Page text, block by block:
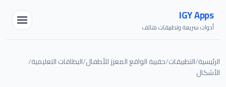
IGY Apps
أدوات سريعة وتطبيقات هاتف
الرئيسية/التطبيقات/حقيبة الواقع المعزز للأطفال/البطاقات التعليمية/
الأشكال